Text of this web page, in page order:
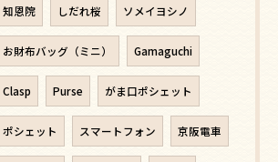
知恩院 しだれ桜 ソメイヨシノ
お財布バッグ（ミニ） Gamaguchi
Clasp Purse がま口ポシェット
ポシェット スマートフォン 京阪電車